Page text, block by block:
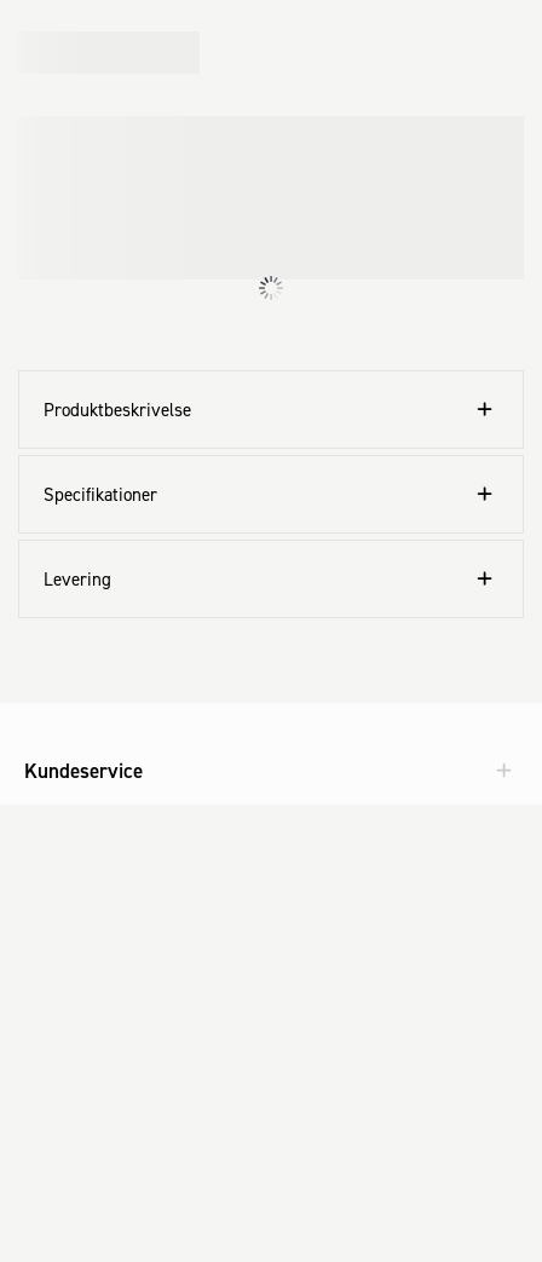
Produktbeskrivelse
Specifikationer
Levering
Kundeservice